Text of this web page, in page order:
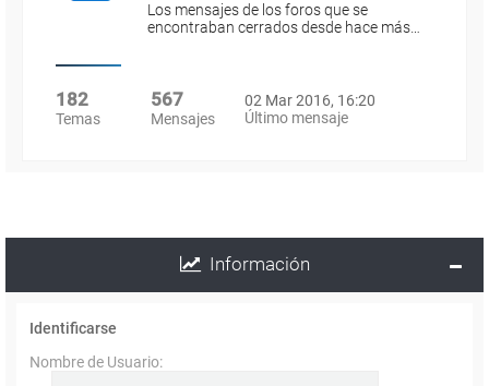
Los mensajes de los foros que se
encontraban cerrados desde hace más…
182
Temas
567
Mensajes
02 Mar 2016, 16:20
Último mensaje
Información
Identificarse
Nombre de Usuario: